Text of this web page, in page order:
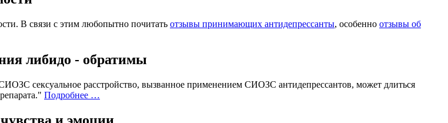
В связи с этим любопытно почитать отзывы принимающих антидепрессанты, особенно отзывы об
либидо - обратимы
сексуальное расстройство, вызванное применением СИОЗС антидепрессантов, может длиться
Подробнее …